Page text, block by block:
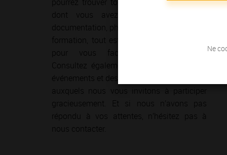
Ne
dont vous avez besoin. Informations,
documentation, photographies, supports de
formation, tout est réuni au même endroit
pour vous faciliter les recherches.
Consultez également notre calendrier des
événements et des séminaires de formation
auxquels nous vous invitons à participer
gracieusement. Et si nous n’avons pas
répondu à vos attentes, n’hésitez pas à
nous contacter.